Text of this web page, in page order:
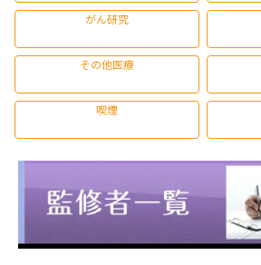
がん研究
その他医療
喫煙